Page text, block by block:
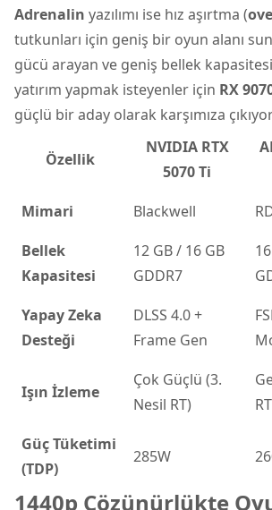
Adrenalin yazılımı ise hız aşırtma (
tutkunları için geniş bir oyun alanı
gücü arayan ve geniş bellek
yatırım yapmak isteyenler için RX
güçlü bir aday olarak karşımıza
Özellik
NVIDIA RTX
5070 Ti
Mimari
Blackwell
Bellek
Kapasitesi
12 GB / 16 GB
GDDR7
Yapay Zeka
Desteği
DLSS 4.0 +
Frame Gen
Işın İzleme
Çok Güçlü (3.
Nesil RT)
Güç Tüketimi
(TDP)
285W
1440p Çözünürlükte